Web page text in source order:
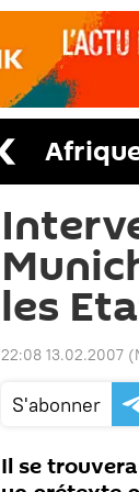
les
22:08 13.02.2007
S'abonner
Il se